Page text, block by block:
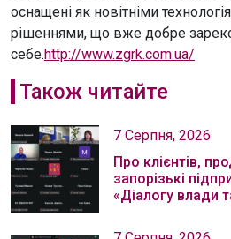
оснащені як новітніми
рішеннями, що вже добре
себе.http://www.zgrk.com.ua/
Також читайте
7 Серпня, 2026
Про клієнтів,
запорізькі
«Діалогу влади